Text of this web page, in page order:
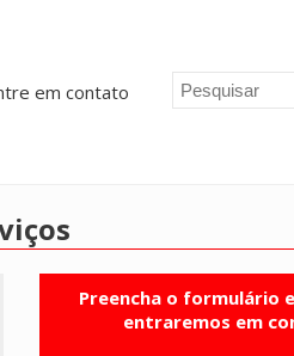
em contato
Preencha o formulário
entraremos em